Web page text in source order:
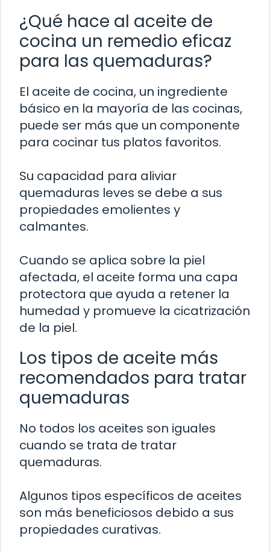
¿Qué hace al aceite de
cocina un remedio eficaz
para las quemaduras?
El aceite de cocina, un ingrediente
básico en la mayoría de las cocinas,
puede ser más que un componente
para cocinar tus platos favoritos.
Su capacidad para aliviar
quemaduras leves se debe a sus
propiedades emolientes y
calmantes.
Cuando se aplica sobre la piel
afectada, el aceite forma una capa
protectora que ayuda a retener la
humedad y promueve la cicatrización
de la piel.
Los tipos de aceite más
recomendados para tratar
quemaduras
No todos los aceites son iguales
cuando se trata de tratar
quemaduras.
Algunos tipos específicos de aceites
son más beneficiosos debido a sus
propiedades curativas.